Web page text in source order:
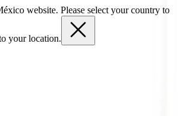
website. Please select your country to
your location.